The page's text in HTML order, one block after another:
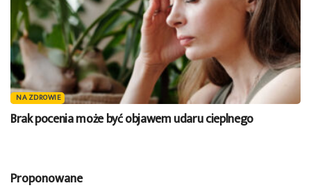
NA ZDROWIE
Brak pocenia może być objawem udaru cieplnego
Proponowane